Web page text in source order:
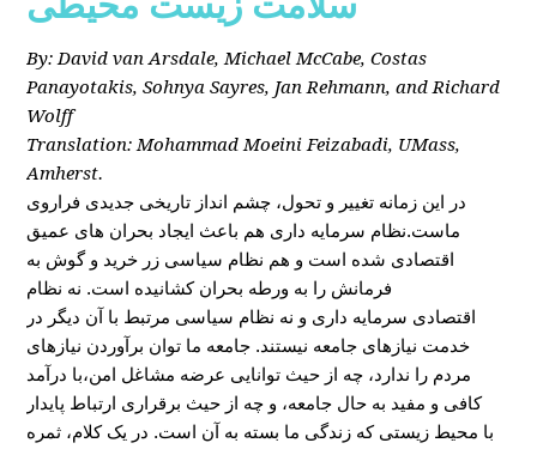
By: David van Arsdale, Michael McCabe, Costas
Panayotakis, Sohnya Sayres, Jan Rehmann, and Richard
Wolff
Translation: Mohammad Moeini Feizabadi, UMass,
Amherst.
در این زمانه تغییر و تحول، چشم انداز تاریخی جدیدی فراروی
ماست.نظام سرمایه داری هم باعث ایجاد بحران های عمیق
اقتصادی شده است و هم نظام سیاسی زر خرید و گوش به
فرمانش را به ورطه بحران کشانیده است. نه نظام
اقتصادی سرمایه داری و نه نظام سیاسی مرتبط با آن دیگر در
خدمت نیازهای جامعه نیستند. جامعه ما توان برآوردن نیازهای
مردم را ندارد، چه از حیث توانایی عرضه مشاغل امن،با درآمد
کافی و مفید به حال جامعه، و چه از حیث برقراری ارتباط پایدار
با محیط زیستی که زندگی ما بسته به آن است. در یک کلام، ثمره